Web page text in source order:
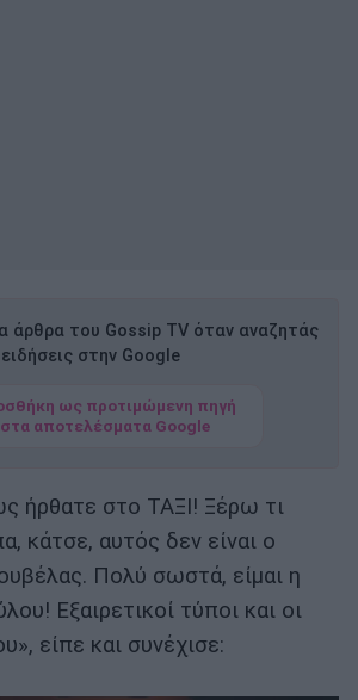
άρθρα του Gossip TV όταν αναζητάς
ειδήσεις στην Google
ως προτιμώμενη πηγή
στα αποτελέσματα Google
ήρθατε στο ΤΑΞΙ! Ξέρω τι
κάτσε, αυτός δεν είναι ο
Πολύ σωστά, είμαι η
Εξαιρετικοί τύποι και οι
είπε και συνέχισε: